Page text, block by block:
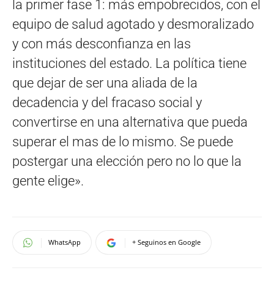
la primer fase 1: más empobrecidos, con el
equipo de salud agotado y desmoralizado
y con más desconfianza en las
instituciones del estado. La política tiene
que dejar de ser una aliada de la
decadencia y del fracaso social y
convertirse en una alternativa que pueda
superar el mas de lo mismo. Se puede
postergar una elección pero no lo que la
gente elige».
WhatsApp + Seguinos en Google